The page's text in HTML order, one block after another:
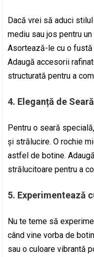
Dacă vrei să aduci
mediu sau jos pentru
Asortează-le cu o
Adaugă accesorii
structurată pentru a
4. Eleganță de Seară
Pentru o seară
și strălucire. O rochie
astfel de botine.
strălucitoare pentru a
5. Experimentează
Nu te teme să
când vine vorba de
sau o culoare vibrantă